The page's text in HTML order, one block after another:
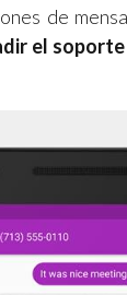
de
el soporte